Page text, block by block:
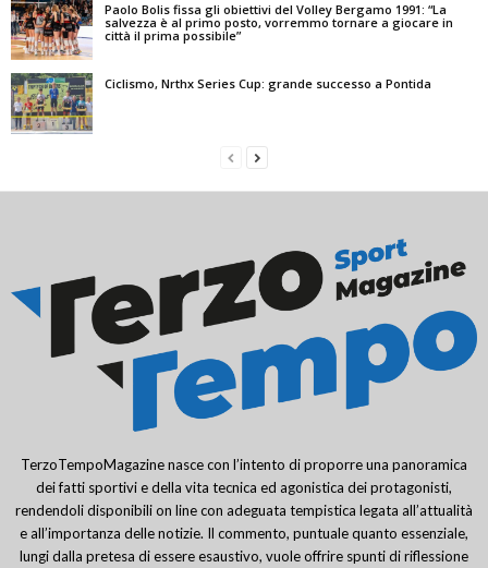
Paolo Bolis fissa gli obiettivi del Volley Bergamo 1991: “La
salvezza è al primo posto, vorremmo tornare a giocare in
città il prima possibile”
Ciclismo, Nrthx Series Cup: grande successo a Pontida
TerzoTempoMagazine nasce con l’intento di proporre una panoramica
dei fatti sportivi e della vita tecnica ed agonistica dei protagonisti,
rendendoli disponibili on line con adeguata tempistica legata all’attualità
e all’importanza delle notizie. Il commento, puntuale quanto essenziale,
lungi dalla pretesa di essere esaustivo, vuole offrire spunti di riflessione